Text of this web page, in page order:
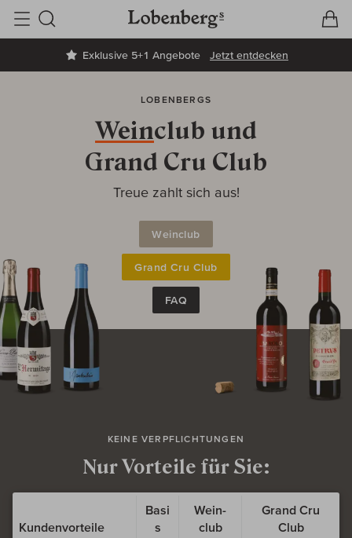
Exklusive 5+1 Angebote Jetzt entdecken
Suche
LOBENBERGS
Weinclub und
Grand Cru Club
Treue zahlt sich aus!
Weinclub
Grand Cru Club
FAQ
KEINE VERPFLICHTUNGEN
Nur Vorteile für Sie:
Kunden­vorteile
Basi
s
Wein­
club
Grand Cru
Club